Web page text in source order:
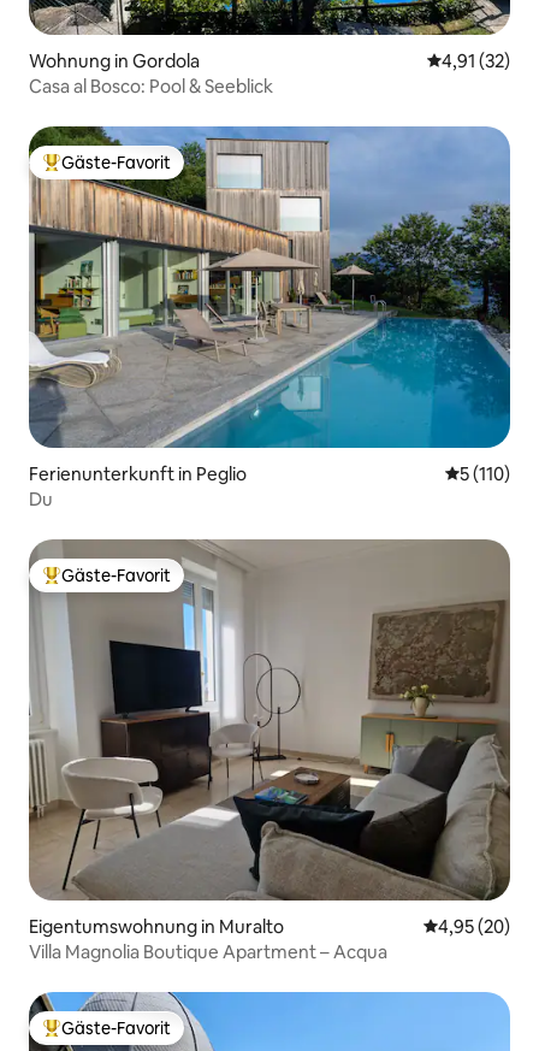
Wohnung in Gordola
4,91 (32)
Casa al Bosco: Pool & Seeblick
Beliebter Gäste-Favorit.
Gäste-Favorit
Ferienunterkunft in Peglio
5 (110)
Du
Beliebter Gäste-Favorit.
Gäste-Favorit
Eigentumswohnung in Muralto
4,95 (20)
Villa Magnolia Boutique Apartment – Acqua
Beliebter Gäste-Favorit.
Gäste-Favorit